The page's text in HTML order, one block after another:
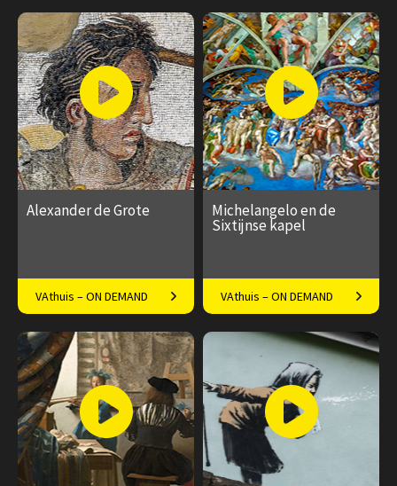
€ 17.50
4
afleveringen
Speeltijd 1 uur
€ 17.50
4
afleveringen
Speeltijd 1 uur
Alexander de Grote
€ 17.50
4
afleveringen
Speeltijd 1 uur
VAthuis – ON DEMAND
Michelangelo en de
Sixtijnse kapel
5
afleveringen
Speeltijd 1 uur
VAthuis – ON DEMAND